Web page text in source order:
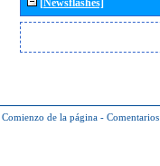
Comienzo de la página - Comentarios